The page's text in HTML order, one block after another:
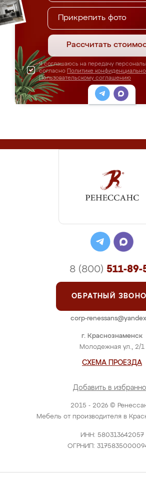
Прикрепить фото
Рассчитать
Я соглашаюсь на передачу
согласно Политике
Пользовательскому соглашению
2015 - 2026 ©
Мебель от производителя в
ИНН: 580313642057
ОГРНИП:
г. Краснознаменск
Молодежная ул., 2/1
СХЕМА ПРОЕЗДА
Добавить в
8 (800) 511-89-
ОБРАТНЫЙ
corp-